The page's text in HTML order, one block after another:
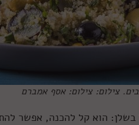
צילום: צילום: אסף אמברם
הוא קל להכנה, אפשר